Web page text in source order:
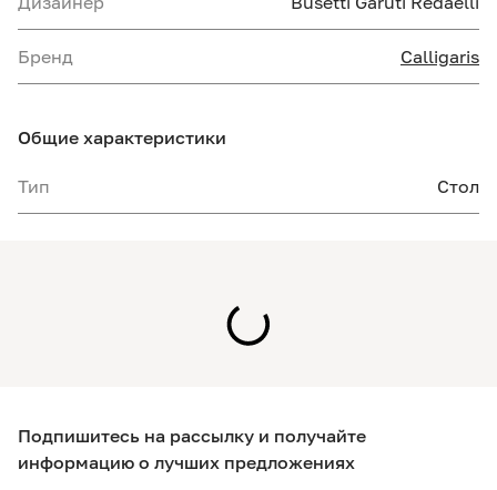
Бренд Calligaris
Общие характеристики
Тип Стол
Подпишитесь на рассылку и получайте
информацию о лучших предложениях